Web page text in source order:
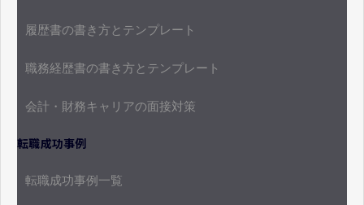
履歴書の書き方とテンプレート
職務経歴書の書き方とテンプレート
会計・財務キャリアの面接対策
転職成功事例
転職成功事例一覧